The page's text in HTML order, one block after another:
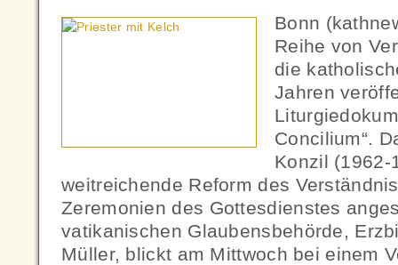
Bonn
Reihe von
die
Jahren
Concilium“.
Konzil (1962-
weitreichende Reform des
Zeremonien des Gottesdienstes
vatikanischen Glaubensbehörde,
Müller, blickt am Mittwoch bei einem